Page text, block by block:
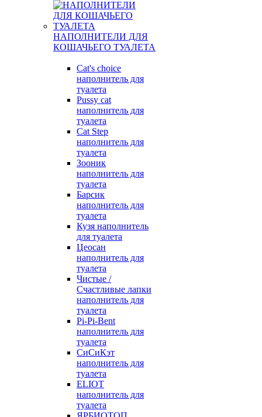
НАПОЛНИТЕЛИ ДЛЯ
КОШАЧЬЕГО ТУАЛЕТА
Cat's choice
наполнитель для
туалета
Pussy cat
наполнитель для
туалета
Cat Step
наполнитель для
туалета
Зооник
наполнитель для
туалета
Барсик
наполнитель для
туалета
Кузя наполнитель
для туалета
Цеосан
наполнитель для
туалета
Чистые /
Счастливые лапки
наполнитель для
туалета
Pi-Pi-Bent
наполнитель для
туалета
СиСиКэт
наполнитель для
туалета
ELIOT
наполнитель для
туалета